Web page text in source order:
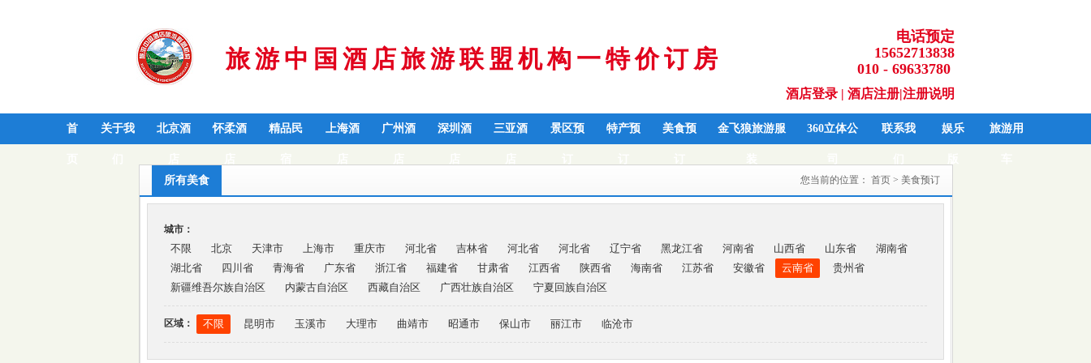
旅游中国酒店旅游联盟机构一特价订房
电话预定
15652713838
010 - 69633780
酒店登录 | 酒店注册|注册说明
首 关于我 北京酒 怀柔酒 精品民 上海酒 广州酒 深圳酒 三亚酒 景区预 特产预 美食预 金飞狼旅游服 360立体公 联系我 娱乐 旅游用
所有美食
您当前的位置： 首页 > 美食预订
城市：
不限 北京 天津市 上海市 重庆市 河北省 吉林省 河北省 河北省 辽宁省 黑龙江省 河南省 山西省 山东省
湖南省
湖北省
四川省 青海省 广东省 浙江省 福建省 甘肃省 江西省 陕西省 海南省 江苏省 安徽省 云南省
贵州省
新疆维吾尔族自治区
内蒙古自治区 西藏自治区 广西壮族自治区 宁夏回族自治区
区域： 不限 昆明市 玉溪市 大理市 曲靖市 昭通市 保山市 丽江市 临沧市